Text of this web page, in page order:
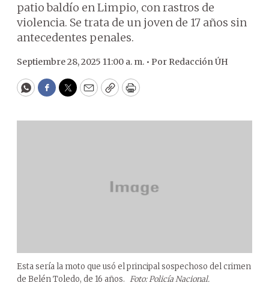
patio baldío en Limpio, con rastros de
violencia. Se trata de un joven de 17 años sin
antecedentes penales.
Septiembre 28, 2025 11:00 a. m. • Por Redacción ÚH
WhatsApp
Facebook
Twitter
EmailCopyPrint
Esta sería la moto que usó el principal sospechoso del crimen
de Belén Toledo, de 16 años. Foto: Policía Nacional.